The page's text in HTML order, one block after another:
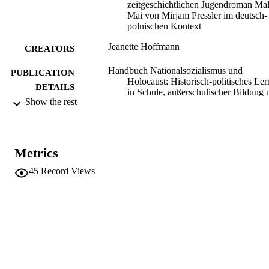
Beitrag möchte ich literarische Gespräche gedächtnistheoretisch
verorten und aufzeigen, wie der Roman Malka Mai von
SchülerInnen im deutsch-polnischen schulischen Kontext rezipiert
zeitgeschichtlichen Jugendroman
Mai von Mirjam Pressler im deutsch-
polnischen Kontext
CREATORS Jeanette Hoffmann
PUBLICATION
DETAILS
Handbuch Nationalsozialismus und
Holocaust: Historisch-politisches
in Schule, außerschulischer Bildung
ISBN
SERIES /
Show the rest
Metrics
45 Record Views